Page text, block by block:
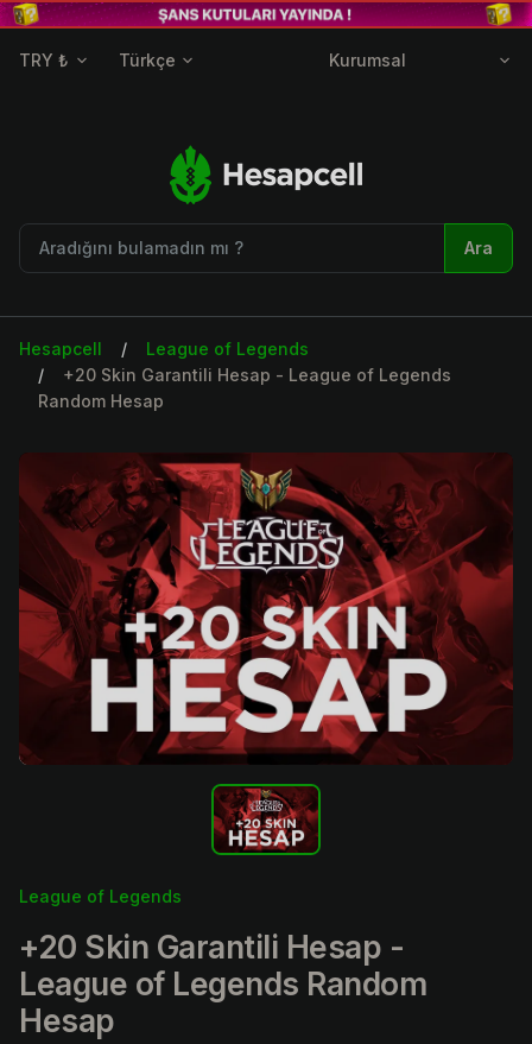
TRY ₺ Türkçe Kurumsal
Ara
Hesapcell
League of Legends
+20 Skin Garantili Hesap - League of Legends
Random Hesap
League of Legends
+20 Skin Garantili Hesap -
League of Legends Random
Hesap